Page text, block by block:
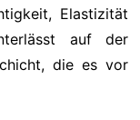
Elastizität
auf der
die es vor